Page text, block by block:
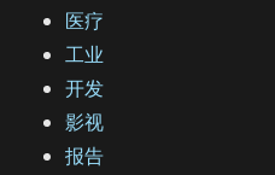
医疗
工业
开发
影视
报告